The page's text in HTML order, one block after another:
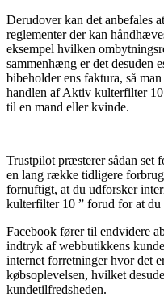
Derudover kan det anbefales
reglementer der kan
eksempel hvilken
sammenhæng er det desuden
bibeholder ens faktura, så
handlen af Aktiv kulterfilter
til en mand eller kvinde.
Trustpilot præsterer sådan set
en lang række tidligere
fornuftigt, at du udforsker
kulterfilter 10 ” forud for at du
Facebook fører til endvidere
indtryk af webbutikkens
internet forretninger hvor det
købsoplevelsen, hvilket
kundetilfredsheden.